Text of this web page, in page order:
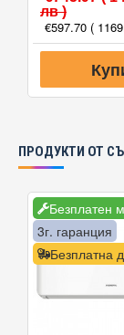
лв )
€597.70 (
ПРОДУКТИ ОТ
Безплатен
Безплатна
3г. гаранция